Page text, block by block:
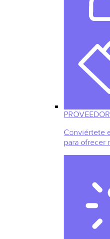
Conviértete
para ofrecer